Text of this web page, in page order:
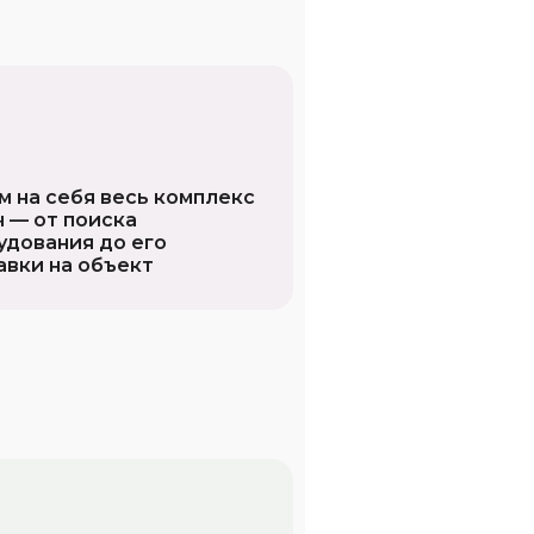
на себя весь комплекс
— от поиска
до его
на объект